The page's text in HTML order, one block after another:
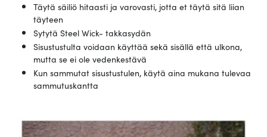
Täytä säiliö hitaasti ja varovasti, jotta et täytä sitä liian
täyteen
Sytytä Steel Wick- takkasydän
Sisustustulta voidaan käyttää sekä sisällä että ulkona,
mutta se ei ole vedenkestävä
Kun sammutat sisustustulen, käytä aina mukana tulevaa
sammutuskantta